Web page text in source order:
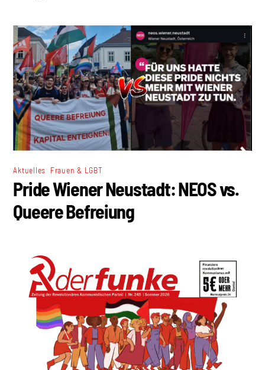
Aktuelles Frauen & LGBT
Pride Wiener Neustadt: NEOS vs.
Queere Befreiung